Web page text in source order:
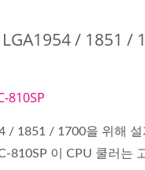
LGA1954 / 1851 /
810SP
/ 1851 / 1700을 위해
810SP 이 CPU 쿨러는